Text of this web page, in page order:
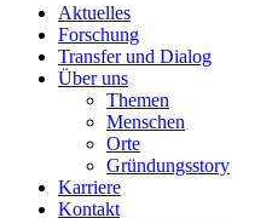
Aktuelles
Forschung
Transfer und Dialog
Über uns
Themen
Menschen
Orte
Gründungsstory
Karriere
Kontakt